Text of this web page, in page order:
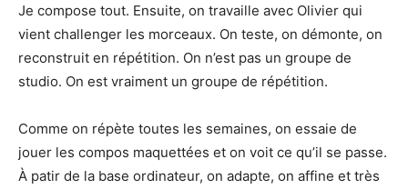
Je compose tout. Ensuite, on travaille avec Olivier qui
vient challenger les morceaux. On teste, on démonte, on
reconstruit en répétition. On n’est pas un groupe de
studio. On est vraiment un groupe de répétition.
Comme on répète toutes les semaines, on essaie de
jouer les compos maquettées et on voit ce qu’il se passe.
À patir de la base ordinateur, on adapte, on affine et très